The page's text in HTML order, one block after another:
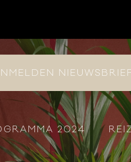
NIEUWSBRIEF
2024